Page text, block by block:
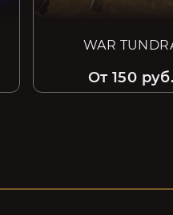
WAR
От 150 руб.